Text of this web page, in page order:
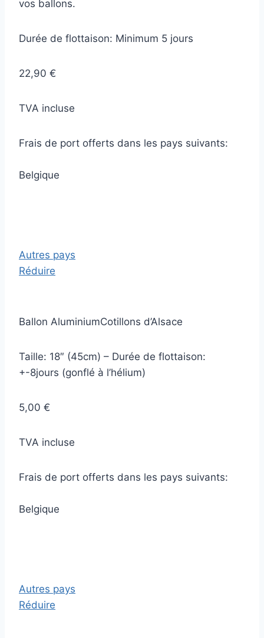
vos ballons.
Durée de flottaison: Minimum 5 jours
22,90 €
TVA incluse
Frais de port offerts dans les pays suivants:
Belgique
Autres pays
Réduire
Ballon AluminiumCotillons d’Alsace
Taille: 18″ (45cm) – Durée de flottaison:
+-8jours (gonflé à l’hélium)
5,00 €
TVA incluse
Frais de port offerts dans les pays suivants:
Belgique
Autres pays
Réduire